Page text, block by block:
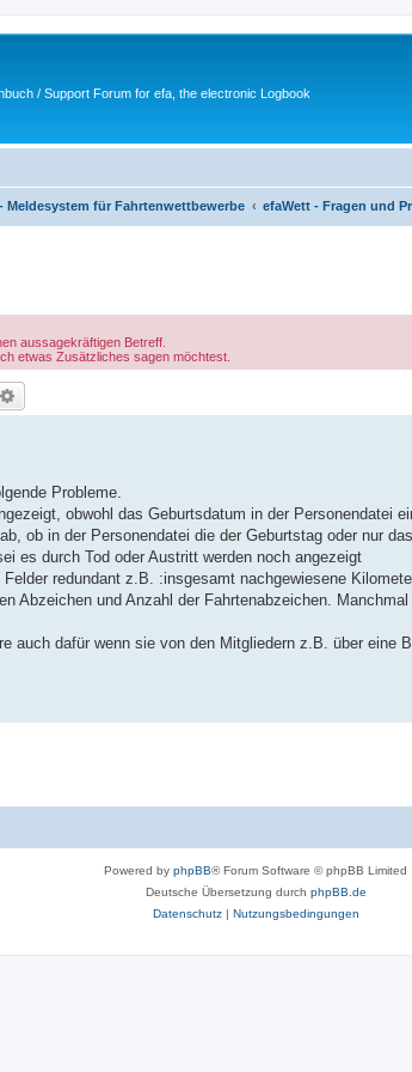
/ Support Forum for efa, the electronic Logbook
Meldesystem für Fahrtenwettbewerbe efaWett - Fragen und
aussagekräftigen Betreff.
etwas Zusätzliches sagen möchtest.
Probleme.
obwohl das Geburtsdatum in der Personendatei
ob in der Personendatei die der Geburtstag oder nur
es durch Tod oder Austritt werden noch angezeigt
redundant z.B. :insgesamt nachgewiesene
Abzeichen und Anzahl der Fahrtenabzeichen.
auch dafür wenn sie von den Mitgliedern z.B. über eine
Powered by phpBB® Forum Software © phpBB Limited
Deutsche Übersetzung durch phpBB.de
Datenschutz| Nutzungsbedingungen